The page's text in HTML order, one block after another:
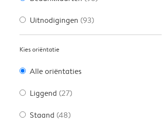
Uitnodigingen (93)
Kies oriëntatie
Alle oriëntaties
Liggend (27)
Staand (48)